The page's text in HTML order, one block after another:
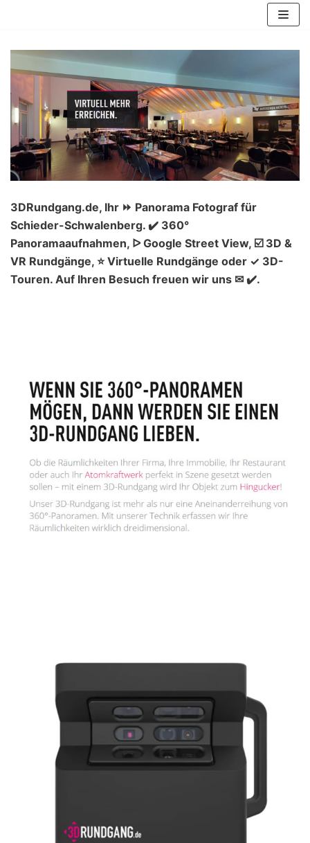
Inhalt
springen
3DRundgang.de, Ihr ⏩ Panorama Fotograf für
Schieder-Schwalenberg. ✔️ 360°
Panoramaaufnahmen, ᐅ Google Street View, ☑️ 3D &
VR Rundgänge, ⭐ Virtuelle Rundgänge oder ✓ 3D-
Touren. Auf Ihren Besuch freuen wir uns ✉ ✔️.